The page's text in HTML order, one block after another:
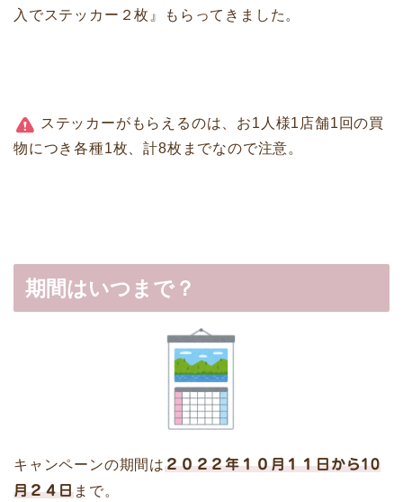
入でステッカー２枚』もらってきました。
ステッカーがもらえるのは、お1人様1店舗1回の買
物につき各種1枚、計8枚までなので注意。
期間はいつまで？
キャンペーンの期間は２０２２年１０月１１日から10
月２４日まで。